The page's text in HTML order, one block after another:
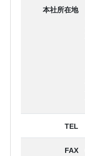
本社所在地
TEL
FAX